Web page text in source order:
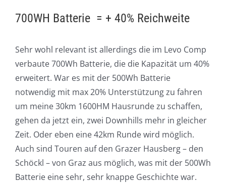
700WH Batterie = + 40% Reichweite
Sehr wohl relevant ist allerdings die im Levo Comp
verbaute 700Wh Batterie, die die Kapazität um 40%
erweitert. War es mit der 500Wh Batterie
notwendig mit max 20% Unterstützung zu fahren
um meine 30km 1600HM Hausrunde zu schaffen,
gehen da jetzt ein, zwei Downhills mehr in gleicher
Zeit. Oder eben eine 42km Runde wird möglich.
Auch sind Touren auf den Grazer Hausberg – den
Schöckl – von Graz aus möglich, was mit der 500Wh
Batterie eine sehr, sehr knappe Geschichte war.